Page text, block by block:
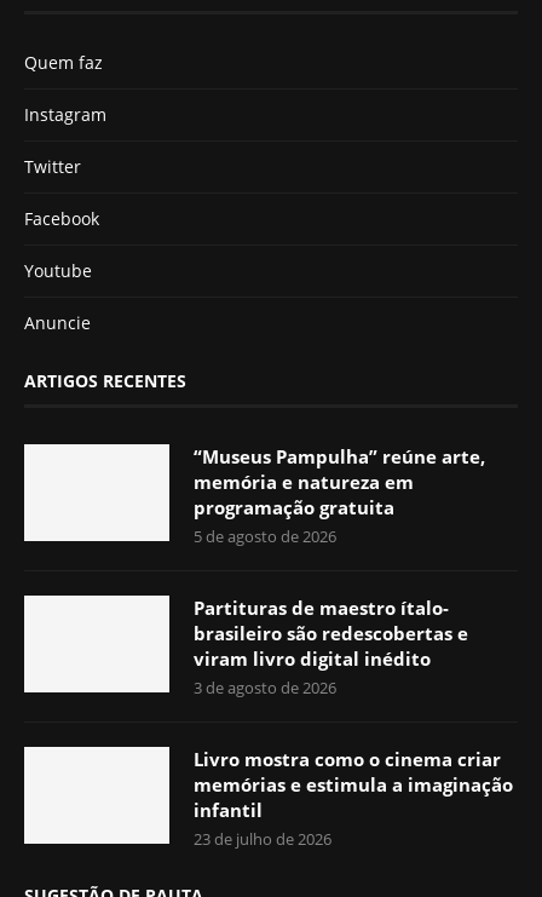
Quem faz
Instagram
Twitter
Facebook
Youtube
Anuncie
ARTIGOS RECENTES
“Museus Pampulha” reúne arte,
memória e natureza em
programação gratuita
5 de agosto de 2026
Partituras de maestro ítalo-
brasileiro são redescobertas e
viram livro digital inédito
3 de agosto de 2026
Livro mostra como o cinema criar
memórias e estimula a imaginação
infantil
23 de julho de 2026